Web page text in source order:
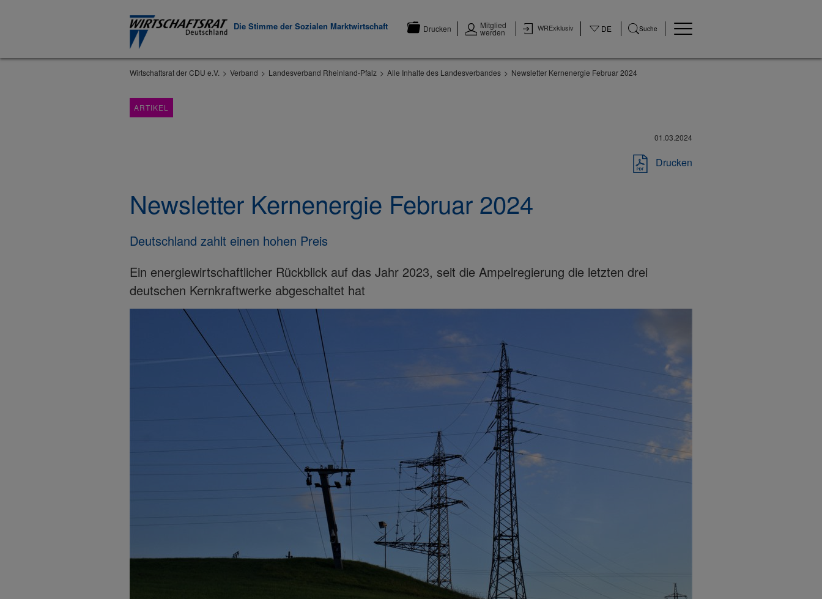
Die Stimme der Sozialen Marktwirtschaft Drucken Mitglied
werden WRExklusiv DE Suche
Wirtschaftsrat der CDU e.V. Verband Landesverband Rheinland-Pfalz Alle Inhalte des Landesverbandes Newsletter Kernenergie Februar 2024
ARTIKEL
01.03.2024
Drucken
Newsletter Kernenergie Februar 2024
Deutschland zahlt einen hohen Preis
Ein energiewirtschaftlicher Rückblick auf das Jahr 2023, seit die Ampelregierung die letzten drei
deutschen Kernkraftwerke abgeschaltet hat